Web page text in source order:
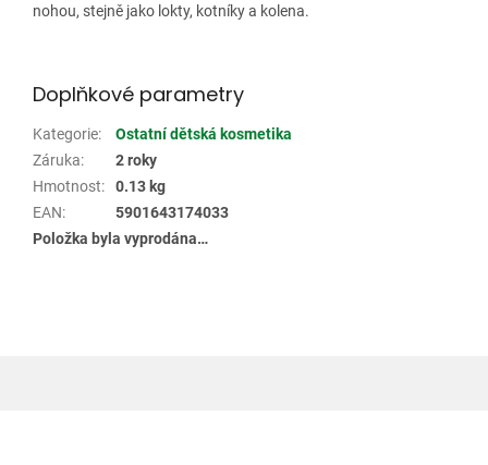
nohou, stejně jako lokty, kotníky a kolena.
Doplňkové parametry
Kategorie:
Ostatní dětská kosmetika
Záruka:
2 roky
Hmotnost:
0.13 kg
EAN:
5901643174033
Položka byla vyprodána…